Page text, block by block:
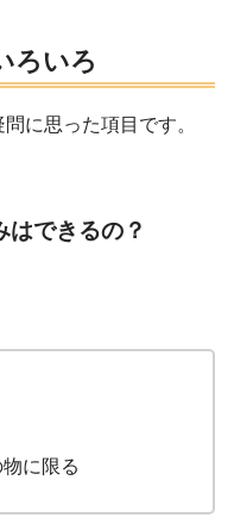
ろいろ
に思った項目です。
はできるの？
に限る